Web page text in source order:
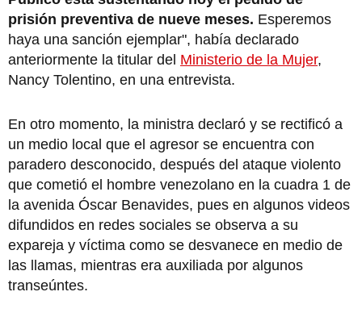
prisión preventiva de nueve meses. Esperemos
haya una sanción ejemplar", había declarado
anteriormente la titular del Ministerio de la Mujer,
Nancy Tolentino, en una entrevista.
En otro momento, la ministra declaró y se rectificó a
un medio local que el agresor se encuentra con
paradero desconocido, después del ataque violento
que cometió el hombre venezolano en la cuadra 1 de
la avenida Óscar Benavides, pues en algunos videos
difundidos en redes sociales se observa a su
expareja y víctima como se desvanece en medio de
las llamas, mientras era auxiliada por algunos
transeúntes.